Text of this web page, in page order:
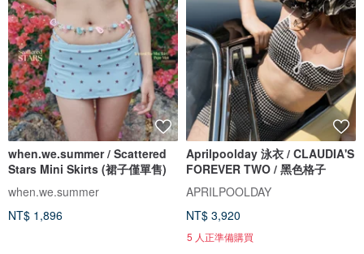
when.we.summer / Scattered
Stars Mini Skirts (裙子僅單售)
when.we.summer
NT$ 1,896
Aprilpoolday 泳衣 / CLAUDIA'S
FOREVER TWO / 黑色格子
APRILPOOLDAY
NT$ 3,920
5 人正準備購買